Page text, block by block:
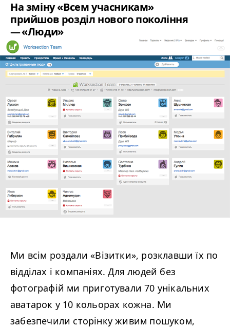
На зміну «Всем учасникам»
прийшов розділ нового покоління
— «Люди»
Ми всім роздали «Візитки», розклавши їх по
відділах і компаніях. Для людей без
фотографій ми приготували 70 унікальних
аватарок у 10 кольорах кожна. Ми
забезпечили сторінку живим пошуком,